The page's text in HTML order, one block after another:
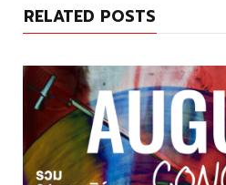
RELATED POSTS